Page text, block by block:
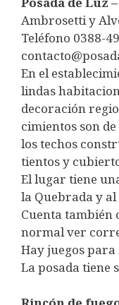
Ambrosetti y
Teléfono 0388-
En el
lindas
decoración
cimientos son
los techos
tientos y
El lugar tiene
la Quebrada y
Cuenta también
normal ver
Hay juegos
La posada tiene